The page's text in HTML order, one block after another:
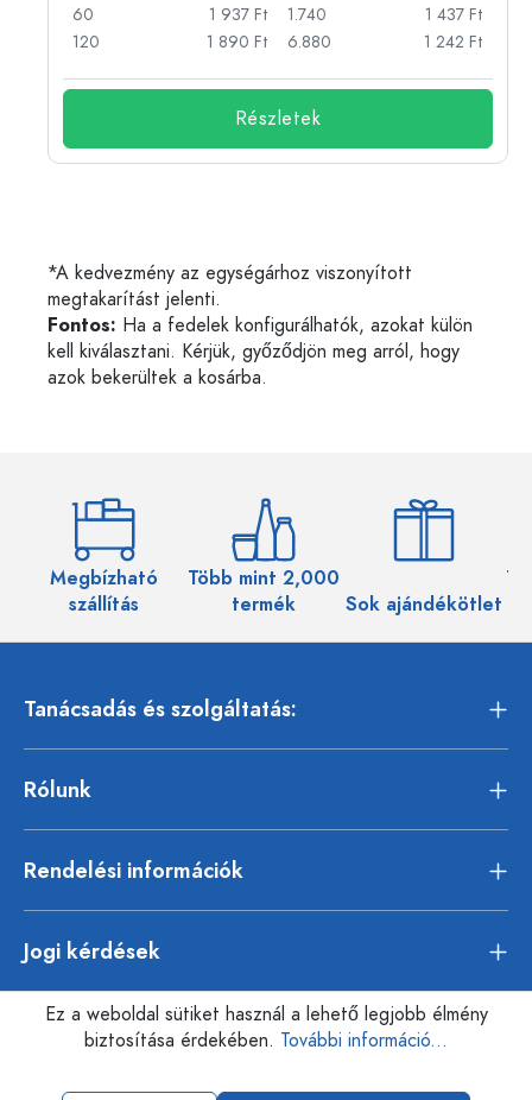
60
1 937 Ft
120
1 890 Ft
1.740
1 437 Ft
6.880
1 242 Ft
Részletek
*A kedvezmény az egységárhoz viszonyított
megtakarítást jelenti.
Fontos: Ha a fedelek konfigurálhatók, azokat külön
kell kiválasztani. Kérjük, győződjön meg arról, hogy
azok bekerültek a kosárba.
Megbízható
szállítás
Több mint 2,000
termék
Sok ajándékötlet
Tanácsadás és szolgáltatás:
Rólunk
Rendelési információk
Jogi kérdések
Ez a weboldal sütiket használ a lehető legjobb élmény
biztosítása érdekében. További információ...